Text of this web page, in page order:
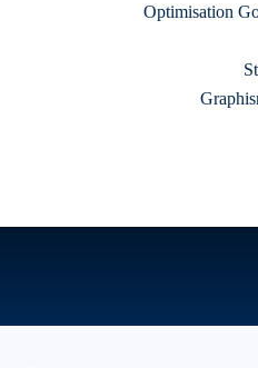
Optimisation